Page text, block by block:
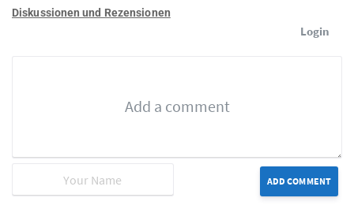
Diskussionen und Rezensionen
Login
ADD COMMENT